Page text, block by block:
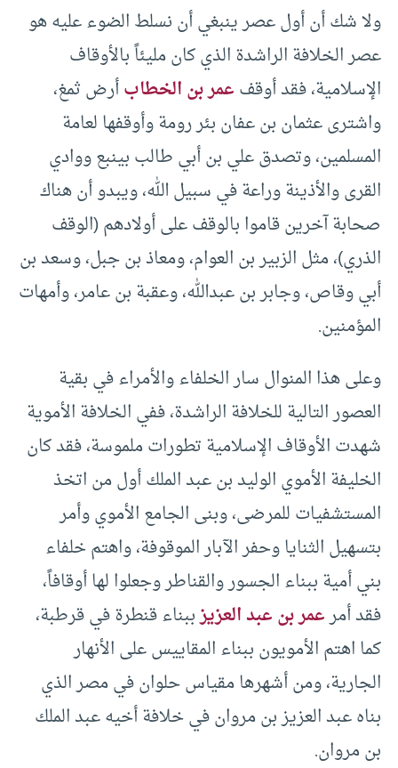
ولا شك أن أول عصر ينبغي أن نسلط الضوء عليه هو
عصر الخلافة الراشدة الذي كان مليئاً بالأوقاف
الإسلامية، فقد أوقفعمر بن الخطابأرض ثمغ،
واشترى عثمان بن عفان بئر رومة وأوقفها لعامة
المسلمين، وتصدق علي بن أبي طالب بينبع ووادي
القرى والأذينة وراعة في سبيل الله، ويبدو أن هناك
صحابة آخرين قاموا بالوقف على أولادهم (الوقف
الذري)، مثل الزبير بن العوام، ومعاذ بن جبل، وسعد بن
أبي وقاص، وجابر بن عبدالله، وعقبة بن عامر، وأمهات
المؤمنين.
وعلى هذا المنوال سار الخلفاء والأمراء في بقية
العصور التالية للخلافة الراشدة، ففي الخلافة الأموية
شهدت الأوقاف الإسلامية تطورات ملموسة، فقد كان
الخليفة الأموي الوليد بن عبد الملك أول من اتخذ
المستشفيات للمرضى، وبنى الجامع الأموي وأمر
بتسهيل الثنايا وحفر الآبار الموقوفة، واهتم خلفاء
بني أمية ببناء الجسور والقناطر وجعلوا لها أوقافاً،
فقد أمرعمر بن عبد العزيزببناء قنطرة في قرطبة،
كما اهتم الأمويون ببناء المقاييس على الأنهار
الجارية، ومن أشهرها مقياس حلوان في مصر الذي
بناه عبد العزيز بن مروان في خلافة أخيه عبد الملك
بن مروان.